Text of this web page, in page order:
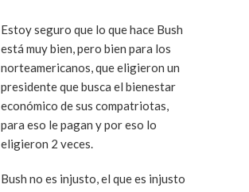
Estoy seguro que lo que hace Bush
está muy bien, pero bien para los
norteamericanos, que eligieron un
presidente que busca el bienestar
económico de sus compatriotas,
para eso le pagan y por eso lo
eligieron 2 veces.
Bush no es injusto, el que es injusto